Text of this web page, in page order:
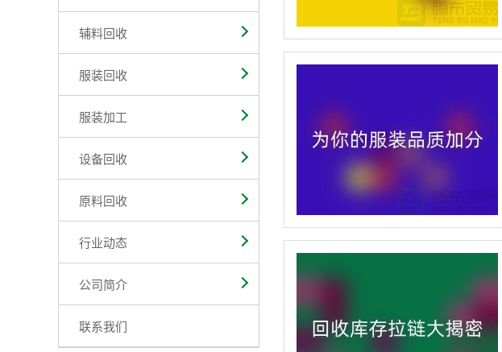
辅料回收
服装回收
服装加工
设备回收
原料回收
行业动态
公司简介
联系我们